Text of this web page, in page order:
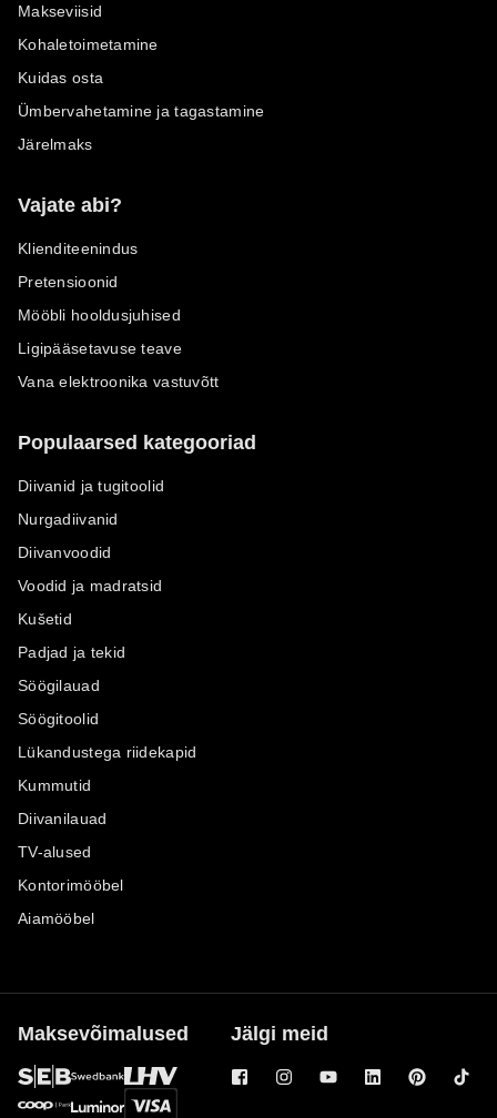
Makseviisid
Kohaletoimetamine
Kuidas osta
Ümbervahetamine ja tagastamine
Järelmaks
Vajate abi?
Klienditeenindus
Pretensioonid
Mööbli hooldusjuhised
Ligipääsetavuse teave
Vana elektroonika vastuvõtt
Populaarsed kategooriad
Diivanid ja tugitoolid
Nurgadiivanid
Diivanvoodid
Voodid ja madratsid
Kušetid
Padjad ja tekid
Söögilauad
Söögitoolid
Lükandustega riidekapid
Kummutid
Diivanilauad
TV-alused
Kontorimööbel
Aiamööbel
Maksevõimalused Jälgi meid